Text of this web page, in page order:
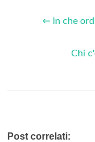
⇐ In che
Chi
Post correlati: